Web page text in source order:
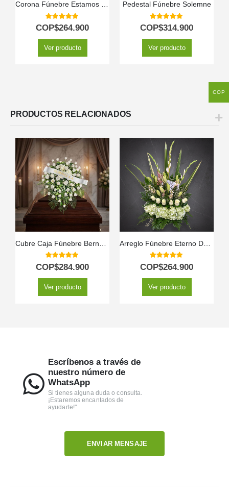
Corona Fúnebre Estamos Contigo
5.00out of 5
COP$264.900
Ver producto
Pedestal Fúnebre Solemne
5.00out of 5
COP$314.900
Ver producto
PRODUCTOS RELACIONADOS
5.00out of 5
COP$284.900
Ver producto
5.00out of 5
COP$264.900
Ver producto
Escríbenos a través de
nuestro número de
WhatsApp
Si tienes alguna duda o consulta.
¡Estaremos encantados de
ayudarte!"
ENVIAR MENSAJE
COP